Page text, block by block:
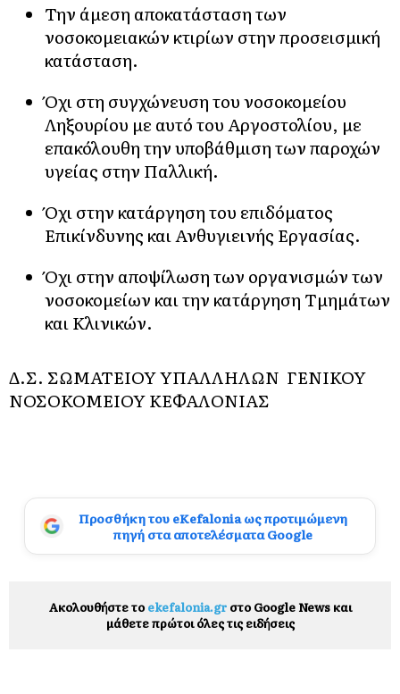
Την άμεση αποκατάσταση των
νοσοκομειακών κτιρίων στην προσεισμική
κατάσταση.
Όχι στη συγχώνευση του νοσοκομείου
Ληξουρίου με αυτό του Αργοστολίου, με
επακόλουθη την υποβάθμιση των παροχών
υγείας στην Παλλική.
Όχι στην κατάργηση του επιδόματος
Επικίνδυνης και Ανθυγιεινής Εργασίας.
Όχι στην αποψίλωση των οργανισμών των
νοσοκομείων και την κατάργηση Τμημάτων
και Κλινικών.
Δ.Σ. ΣΩΜΑΤΕΙΟΥ ΥΠΑΛΛΗΛΩΝ ΓΕΝΙΚΟΥ
ΝΟΣΟΚΟΜΕΙΟΥ ΚΕΦΑΛΟΝΙΑΣ
Προσθήκη του eKefalonia ως προτιμώμενη
πηγή στα αποτελέσματα Google
Ακολουθήστε το ekefalonia.grστο Google News και
μάθετε πρώτοι όλες τις ειδήσεις